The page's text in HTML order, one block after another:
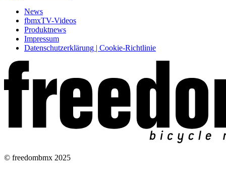
News
fbmxTV-Videos
Produktnews
Impressum
Datenschutzerklärung | Cookie-Richtlinie
© freedombmx 2025